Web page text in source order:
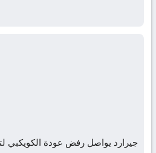
جيرارد يواصل رفض عودة الكويكبي